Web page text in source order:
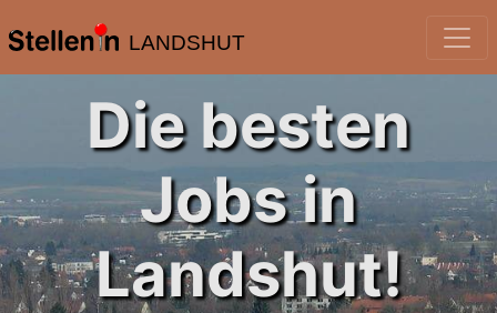
LANDSHUT
Die besten
Jobs in
Landshut!